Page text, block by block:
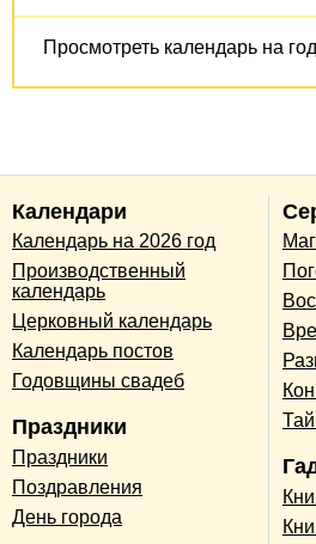
Просмотреть календарь на год
Календари
Календарь на 2026 год
Производственный
календарь
Церковный календарь
Календарь постов
Годовщины свадеб
Праздники
Праздники
Поздравления
День города